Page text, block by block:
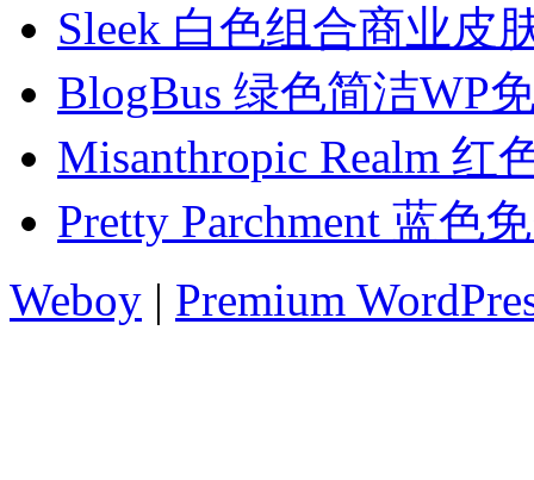
Sleek 白色组合商业皮
BlogBus 绿色简洁WP
Misanthropic Realm 红
Pretty Parchment 蓝色
Weboy | Premium